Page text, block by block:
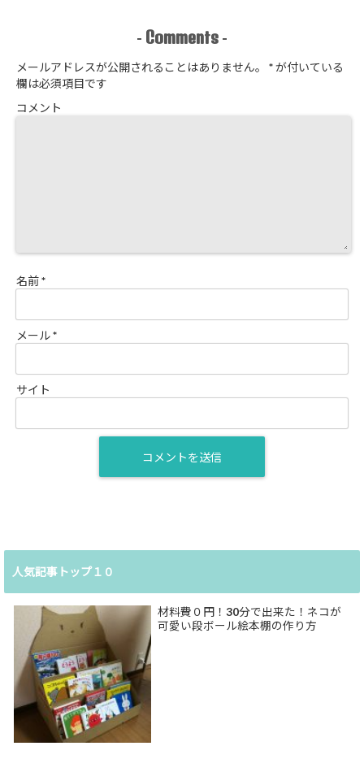
- Comments -
メールアドレスが公開されることはありません。 *が付いている
欄は必須項目です
コメント
名前*
メール*
サイト
人気記事トップ１０
材料費０円！30分で出来た！ネコが
可愛い段ボール絵本棚の作り方